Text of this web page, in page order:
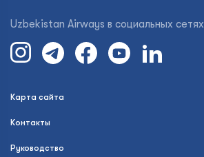
Uzbekistan Airways в социальных сетях
Карта сайта
Контакты
Руководство